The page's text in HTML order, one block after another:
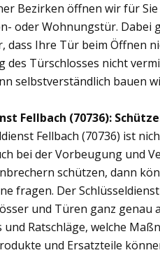
Bezirken öffnen wir für
oder Wohnungstür.
dass Ihre Tür beim Öffnen
des Türschlosses nicht
selbstverständlich bauen
Fellbach (70736):
Fellbach (70736) ist
bei der Vorbeugung und
schützen, dann
fragen. Der
und Türen ganz genau
und Ratschläge, welche
und Ersatzteile